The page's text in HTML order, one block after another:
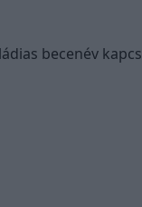
becenév